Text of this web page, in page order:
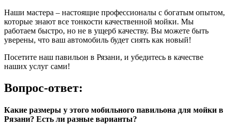
Наши мастера – настоящие профессионалы с богатым опытом,
которые знают все тонкости качественной мойки. Мы
работаем быстро, но не в ущерб качеству. Вы можете быть
уверены, что ваш автомобиль будет сиять как новый!
Посетите наш павильон в Рязани, и убедитесь в качестве
наших услуг сами!
Вопрос-ответ:
Какие размеры у этого мобильного павильона для мойки в
Рязани? Есть ли разные варианты?